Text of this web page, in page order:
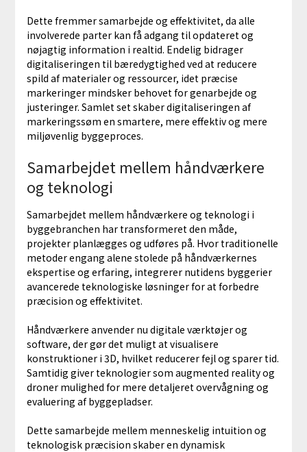
Dette fremmer samarbejde og effektivitet, da alle
involverede parter kan få adgang til opdateret og
nøjagtig information i realtid. Endelig bidrager
digitaliseringen til bæredygtighed ved at reducere
spild af materialer og ressourcer, idet præcise
markeringer mindsker behovet for genarbejde og
justeringer. Samlet set skaber digitaliseringen af
markeringssøm en smartere, mere effektiv og mere
miljøvenlig byggeproces.
Samarbejdet mellem håndværkere
og teknologi
Samarbejdet mellem håndværkere og teknologi i
byggebranchen har transformeret den måde,
projekter planlægges og udføres på. Hvor traditionelle
metoder engang alene stolede på håndværkernes
ekspertise og erfaring, integrerer nutidens byggerier
avancerede teknologiske løsninger for at forbedre
præcision og effektivitet.
Håndværkere anvender nu digitale værktøjer og
software, der gør det muligt at visualisere
konstruktioner i 3D, hvilket reducerer fejl og sparer tid.
Samtidig giver teknologier som augmented reality og
droner mulighed for mere detaljeret overvågning og
evaluering af byggepladser.
Dette samarbejde mellem menneskelig intuition og
teknologisk præcision skaber en dynamisk